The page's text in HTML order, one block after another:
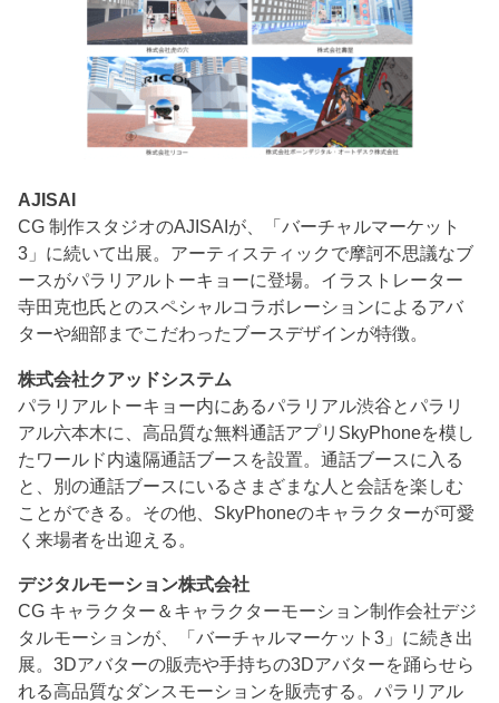
AJISAI
CG 制作スタジオのAJISAIが、「バーチャルマーケット
3」に続いて出展。アーティスティックで摩訶不思議なブ
ースがパラリアルトーキョーに登場。イラストレーター
寺田克也氏とのスペシャルコラボレーションによるアバ
ターや細部までこだわったブースデザインが特徴。
株式会社クアッドシステム
パラリアルトーキョー内にあるパラリアル渋谷とパラリ
アル六本木に、高品質な無料通話アプリSkyPhoneを模し
たワールド内遠隔通話ブースを設置。通話ブースに入る
と、別の通話ブースにいるさまざまな人と会話を楽しむ
ことができる。その他、SkyPhoneのキャラクターが可愛
く来場者を出迎える。
デジタルモーション株式会社
CG キャラクター＆キャラクターモーション制作会社デジ
タルモーションが、「バーチャルマーケット3」に続き出
展。3Dアバターの販売や手持ちの3Dアバターを踊らせら
れる高品質なダンスモーションを販売する。パラリアル